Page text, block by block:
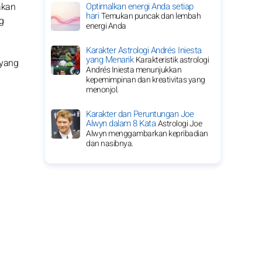
Optimalkan energi Anda setiap
hariTemukan puncak dan lembah
energi Anda
Karakter Astrologi Andrés Iniesta
yang MenarikKarakteristik astrologi
Andrés Iniesta menunjukkan
kepemimpinan dan kreativitas yang
menonjol.
Karakter dan Peruntungan Joe
Alwyn dalam 8 KataAstrologi Joe
Alwyn menggambarkan kepribadian
dan nasibnya.